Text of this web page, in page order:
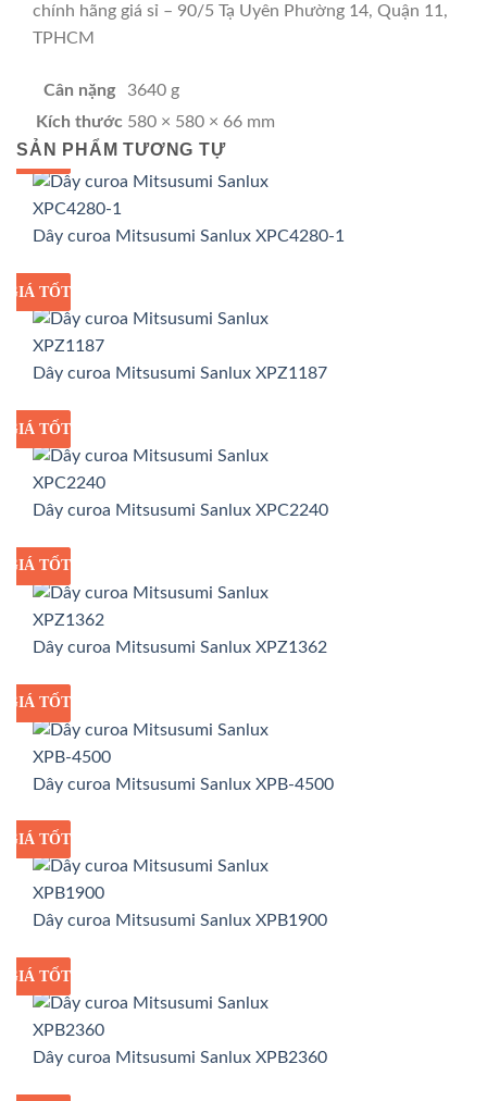
chính hãng giá sỉ – 90/5 Tạ Uyên Phường 14, Quận 11,
TPHCM
Cân nặng
3640 g
Kích thước 580 × 580 × 66 mm
SẢN PHẨM TƯƠNG TỰ
GIÁ SỈ
GIÁ TỐT
Dây curoa Mitsusumi Sanlux XPC4280-1
GIÁ SỈ
GIÁ TỐT
Dây curoa Mitsusumi Sanlux XPZ1187
GIÁ SỈ
GIÁ TỐT
Dây curoa Mitsusumi Sanlux XPC2240
GIÁ SỈ
GIÁ TỐT
Dây curoa Mitsusumi Sanlux XPZ1362
GIÁ SỈ
GIÁ TỐT
Dây curoa Mitsusumi Sanlux XPB-4500
GIÁ SỈ
GIÁ TỐT
Dây curoa Mitsusumi Sanlux XPB1900
GIÁ SỈ
GIÁ TỐT
Dây curoa Mitsusumi Sanlux XPB2360